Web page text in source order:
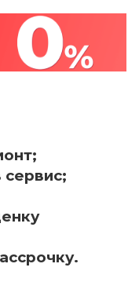
сервис;